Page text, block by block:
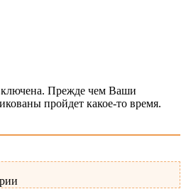
Прежде чем Ваши
пройдет какое-то время.